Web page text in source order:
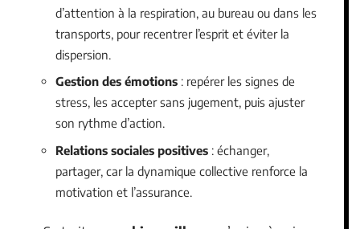
d’attention à la respiration, au bureau ou dans les
transports, pour recentrer l’esprit et éviter la
dispersion.
Gestion des émotions : repérer les signes de
stress, les accepter sans jugement, puis ajuster
son rythme d’action.
Relations sociales positives : échanger,
partager, car la dynamique collective renforce la
motivation et l’assurance.